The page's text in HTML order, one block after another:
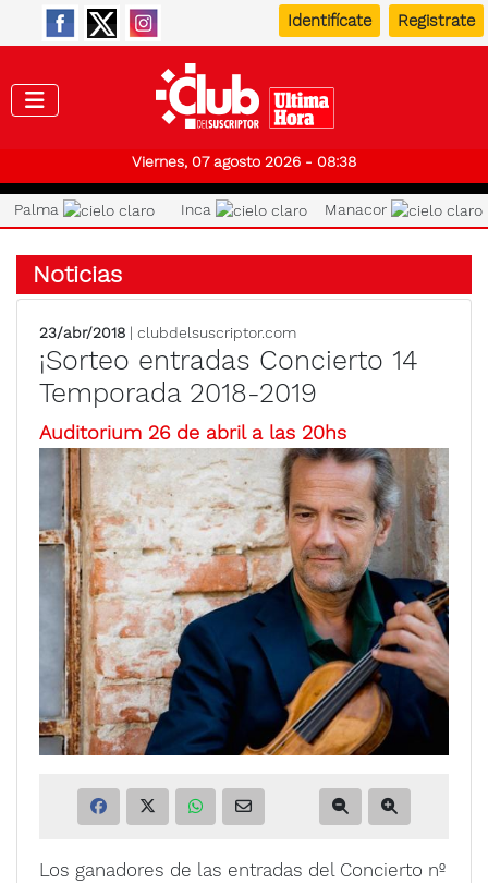
Identifícate Registrate
Viernes, 07 agosto 2026 - 08:38
Palma Inca Manacor
Noticias
23/abr/2018 | clubdelsuscriptor.com
¡Sorteo entradas Concierto 14
Temporada 2018-2019
Auditorium 26 de abril a las 20hs
Los ganadores de las entradas del Concierto nº